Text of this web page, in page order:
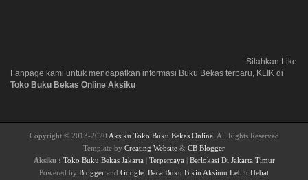
Silahkan Like
Fanpage kami untuk mendapatkan informasi Buku Bekas terbaru, KLIK di
Toko Buku Bekas Online Aksiku
Copyright © 2013-2020 Aksiku Toko Buku Bekas Online. All Rights Reserved
Template by Creating Website & CB Blogger
Aksiku : Toko Buku Bekas Jakarta| Terpercaya| Berlokasi Di Jakarta Timur
Powered by Blogger and Google. Baca Buku Bikin Aksimu Lebih Hebat